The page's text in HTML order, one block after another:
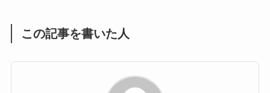
この記事を書いた人